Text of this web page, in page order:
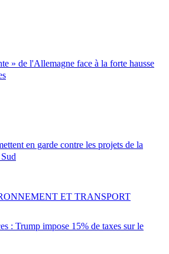
» de l'Allemagne face à la forte hausse
en garde contre les projets de la
: Trump impose 15% de taxes sur le
ET TRANSPORT